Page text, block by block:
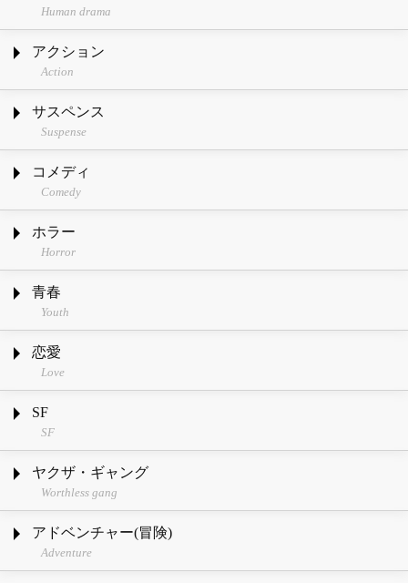
Human drama
アクション
Action
サスペンス
Suspense
コメディ
Comedy
ホラー
Horror
青春
Youth
恋愛
Love
SF
SF
ヤクザ・ギャング
Worthless gang
アドベンチャー(冒険)
Adventure